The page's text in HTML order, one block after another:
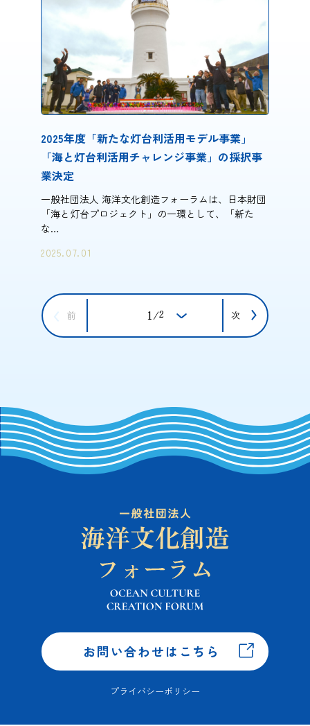
2025年度「新たな灯台利活用モデル事業」
「海と灯台利活用チャレンジ事業」の採択事
業決定
一般社団法人 海洋文化創造フォーラムは、日本財団
「海と灯台プロジェクト」の一環として、「新た
な…
2025.07.01
前 1/2 次
お問い合わせはこちら
プライバシーポリシー